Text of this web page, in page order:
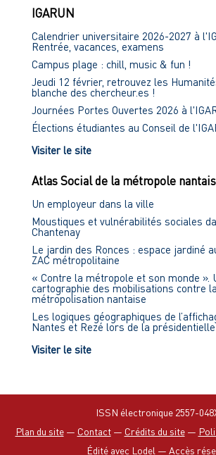
IGARUN
Calendrier universitaire 2026-2027 à
Rentrée, vacances, examens
Campus plage : chill, music & fun !
Jeudi 12 février, retrouvez les
blanche des chercheur.es !
Journées Portes Ouvertes 2026 à
Élections étudiantes au Conseil de
Visiter le site
Atlas Social de la métropole
Un employeur dans la ville
Moustiques et vulnérabilités sociales
Chantenay
Le jardin des Ronces : espace jardiné
ZAC métropolitaine
« Contre la métropole et son monde ».
cartographie des mobilisations contre la
métropolisation nantaise
Les logiques géographiques de
Nantes et Rezé lors de la
Visiter le site
ISSN électronique 2557-
Plan du site— Contact— Crédits du site—
Édité avec Lodel — Accès